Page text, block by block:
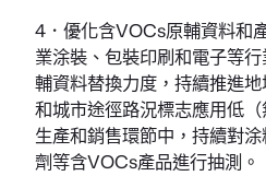
4．優化含VOCs原輔資料和
業涂裝、包裝印刷和電子等
輔資料替換力度，持續推進
和城市途徑路況標志應用低
生產和銷售環節中，持續對
劑等含VOCs產品進行抽測。